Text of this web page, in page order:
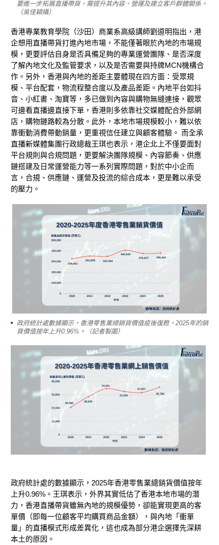
要進一步拓展直播帶貨，需提升其內容、營運及建立客戶群體關係。
（吳佳穎攝）
香港專業教育學院（沙田）商業系高級講師劉道明指出，港
企想用直播帶貨打進內地市場，不能僅著眼於內地的市場規
模，更要評估自身是否具備足夠的專業運營團隊、是否深度
了解內地文化及監管要求，以及是否需要與持牌MCN機構合
作。另外，香港與內地的差距主要體現在四方面：受眾規
模、平台配套，物流程整合度以及產品差距。內地平台如抖
音、小紅書、淘寶等，多已做到內容與購物無縫連接，觀眾
可邊看直播邊直接下單，香港則多依靠社交媒體配合外部網
店，購物鏈路較為分散。此外，本地市場規模較小，難以依
靠衝動消費帶動銷量，更重視信任建立與顧客體驗。 而全承
直播新媒體集團行政總裁王琪也表示，港企北上不僅要面對
平台規則與合規問題，更要解決團隊規模、內容節奏、供應
鏈搭建及日常運營能力等一系列實際問題，對於中小企而
言，合規、供應鏈、運營及投流的綜合成本，更是難以承受
的壓力。
政府統計處數據顯示，香港零售業總銷貨價值疫後復甦，2025年的銷
貨價值按年上升0.96%。（記者製圖）
政府統計處的數據顯示，2025年香港零售業總銷貨價值按年
上升0.96%。王琪表示，外界其實低估了香港本地市場的潛
力，香港直播帶貨雖無內地的規模優勢，卻能實現更高的客
單價（即每一位顧客平均購買商品金額），與內地「衝單
量」的直播模式形成差異化，這也成為部分港企選擇先深耕
本土的原因。